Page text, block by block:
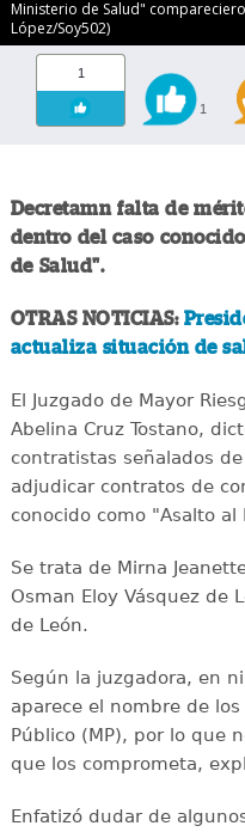
Ministerio de Salud"
López/Soy502)
1
1
Decretamn falta de
dentro del caso
de Salud".
OTRAS NOTICIAS:
actualiza situación de
El Juzgado de Mayor
Abelina Cruz Tostano,
contratistas señalados
adjudicar contratos de
conocido como "Asalto
Se trata de Mirna
Osman Eloy Vásquez de
de León.
Según la juzgadora, en
aparece el nombre de
Público (MP), por lo que
que los comprometa,
Enfatizó dudar de